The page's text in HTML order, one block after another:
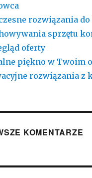
rozwiązania do
sprzętu
oferty
piękno w Twoim
rozwiązania z
KOMENTARZE